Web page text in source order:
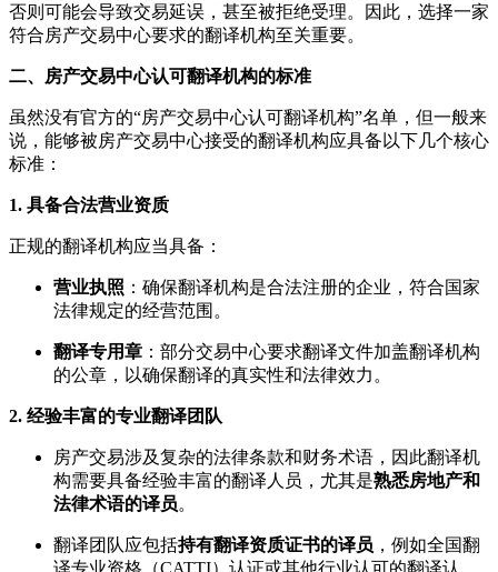
否则可能会导致交易延误，甚至被拒绝受理。因此，选择一家
符合房产交易中心要求的翻译机构至关重要。
二、房产交易中心认可翻译机构的标准
虽然没有官方的“房产交易中心认可翻译机构”名单，但一般来
说，能够被房产交易中心接受的翻译机构应具备以下几个核心
标准：
1. 具备合法营业资质
正规的翻译机构应当具备：
营业执照 ：确保翻译机构是合法注册的企业，符合国家
法律规定的经营范围。
翻译专用章 ：部分交易中心要求翻译文件加盖翻译机构
的公章，以确保翻译的真实性和法律效力。
2. 经验丰富的专业翻译团队
房产交易涉及复杂的法律条款和财务术语，因此翻译机
构需要具备经验丰富的翻译人员，尤其是熟悉房地产和
法律术语的译员。
翻译团队应包括持有翻译资质证书的译员 ，例如全国翻
译专业资格（CATTI）认证或其他行业认可的翻译认